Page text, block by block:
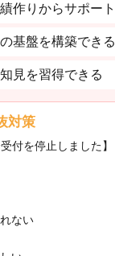
作りからサポート
基盤を構築できる
見を習得できる
対策
付を停止しました】
ない